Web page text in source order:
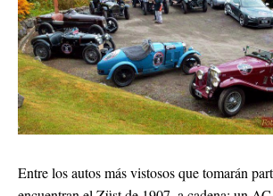
Entre los autos más vistosos que tomarán